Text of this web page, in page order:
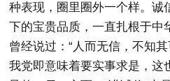
种表现，圈里圈外一个样。诚
下的宝贵品质，一直扎根于中
曾经说过：“人而无信，不知
我党即意味着要实事求是，这